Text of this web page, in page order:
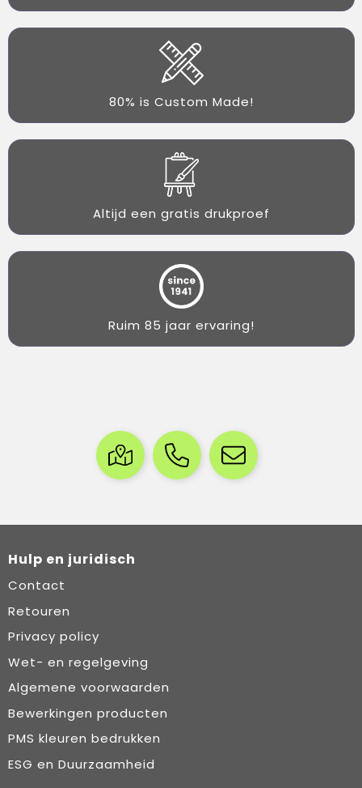
80% is Custom Made!
Altijd een gratis drukproef
Ruim 85 jaar ervaring!
Hulp en juridisch
Contact
Retouren
Privacy policy
Wet- en regelgeving
Algemene voorwaarden
Bewerkingen producten
PMS kleuren bedrukken
ESG en Duurzaamheid